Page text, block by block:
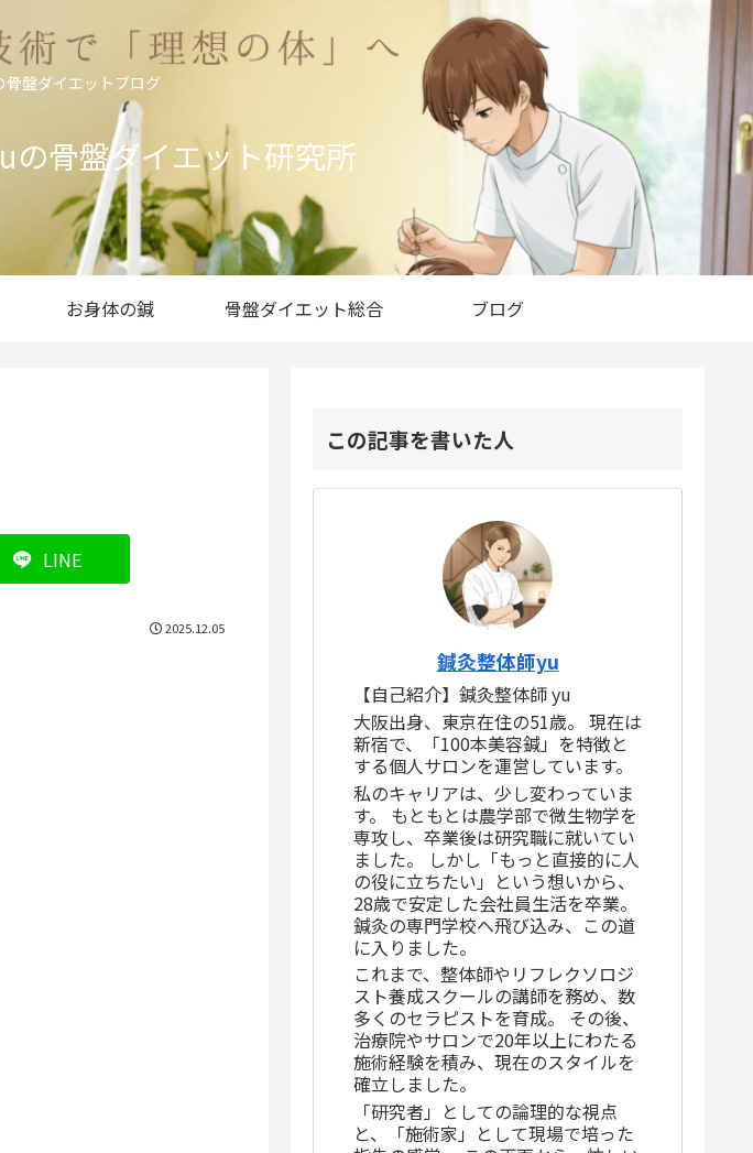
盤ダイエットブログ
骨盤ダイエット研究所
お身体の鍼 骨盤ダイエット総合 ブログ
LINE
2025.12.05
この記事を書いた人
鍼灸整体師yu
【自己紹介】鍼灸整体師 yu
大阪出身、東京在住の51歳。 現在は
新宿で、「100本美容鍼」を特徴と
する個人サロンを運営しています。
私のキャリアは、少し変わっていま
す。 もともとは農学部で微生物学を
専攻し、卒業後は研究職に就いてい
ました。 しかし「もっと直接的に人
の役に立ちたい」という想いから、
28歳で安定した会社員生活を卒業。
鍼灸の専門学校へ飛び込み、この道
に入りました。
これまで、整体師やリフレクソロジ
スト養成スクールの講師を務め、数
多くのセラピストを育成。 その後、
治療院やサロンで20年以上にわたる
施術経験を積み、現在のスタイルを
確立しました。
「研究者」としての論理的な視点
と、「施術家」として現場で培った